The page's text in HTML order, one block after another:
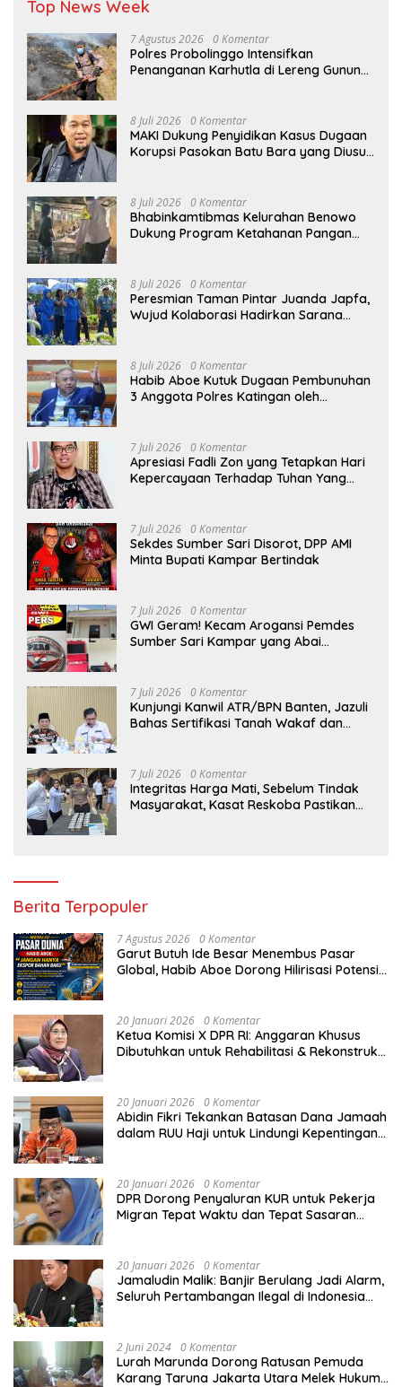
Top News Week
7 Agustus 2026 0 Komentar
Polres Probolinggo Intensifkan
Penanganan Karhutla di Lereng Gunung
8 Juli 2026 0 Komentar
MAKI Dukung Penyidikan Kasus Dugaan
Korupsi Pasokan Batu Bara yang Diusut
8 Juli 2026 0 Komentar
Bhabinkamtibmas Kelurahan Benowo
Dukung Program Ketahanan Pangan
8 Juli 2026 0 Komentar
Peresmian Taman Pintar Juanda Japfa,
Wujud Kolaborasi Hadirkan Sarana
8 Juli 2026 0 Komentar
Habib Aboe Kutuk Dugaan Pembunuhan
3 Anggota Polres Katingan oleh
7 Juli 2026 0 Komentar
Apresiasi Fadli Zon yang Tetapkan Hari
Kepercayaan Terhadap Tuhan Yang
7 Juli 2026 0 Komentar
Sekdes Sumber Sari Disorot, DPP AMI
Minta Bupati Kampar Bertindak
7 Juli 2026 0 Komentar
GWI Geram! Kecam Arogansi Pemdes
Sumber Sari Kampar yang Abai
7 Juli 2026 0 Komentar
Kunjungi Kanwil ATR/BPN Banten, Jazuli
Bahas Sertifikasi Tanah Wakaf dan
7 Juli 2026 0 Komentar
Integritas Harga Mati, Sebelum Tindak
Masyarakat, Kasat Reskoba Pastikan
Berita Terpopuler
7 Agustus 2026 0 Komentar
Garut Butuh Ide Besar Menembus Pasar
Global, Habib Aboe Dorong Hilirisasi Potensi
20 Januari 2026 0 Komentar
Ketua Komisi X DPR RI: Anggaran Khusus
Dibutuhkan untuk Rehabilitasi & Rekonstruksi
20 Januari 2026 0 Komentar
Abidin Fikri Tekankan Batasan Dana Jamaah
dalam RUU Haji untuk Lindungi Kepentingan
20 Januari 2026 0 Komentar
DPR Dorong Penyaluran KUR untuk Pekerja
Migran Tepat Waktu dan Tepat Sasaran
20 Januari 2026 0 Komentar
Jamaludin Malik: Banjir Berulang Jadi Alarm,
Seluruh Pertambangan Ilegal di Indonesia
2 Juni 2024 0 Komentar
Lurah Marunda Dorong Ratusan Pemuda
Karang Taruna Jakarta Utara Melek Hukum